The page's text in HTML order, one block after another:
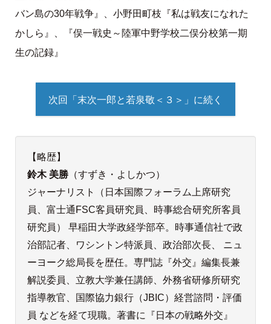
バン島の30年戦争』、小野田町枝『私は戦友になれた
かしら』、『俣一戦史～陸軍中野学校二俣分校第一期
生の記録』
次回「末次一郎と若泉敬＜３＞」に続く
【略歴】
鈴木 美勝（すずき・よしかつ）
ジャーナリスト（日本国際フォーラム上席研究
員、富士通FSC客員研究員、時事総合研究所客員
研究員） 早稲田大学政経学部卒。時事通信社で政
治部記者、ワシントン特派員、政治部次長、 ニュ
ーヨーク総局長を歴任。専門誌『外交』編集長兼
解説委員、立教大学兼任講師、外務省研修所研究
指導教官、国際協力銀行（JBIC）経営諮問・評価
員 などを経て現職。著書に『日本の戦略外交』